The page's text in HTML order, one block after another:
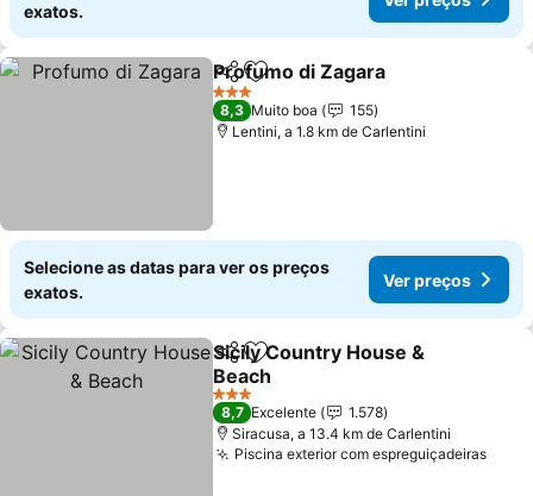
exatos.
PartilharAdicionar aos favoritos
Profumo di Zagara
3 Estrelas
8,3 Muito boa
155
Lentini, a 1.8 km de Carlentini
Selecione as datas para ver os preços
exatos.
Ver preços
PartilharAdicionar aos favoritos
Sicily Country House &
Beach
3 Estrelas
8,7 Excelente
1.578
Siracusa, a 13.4 km de Carlentini
Piscina exterior com espreguiçadeiras